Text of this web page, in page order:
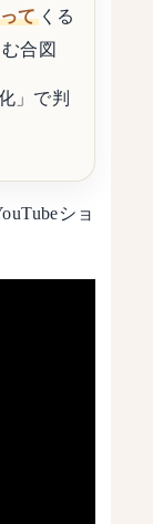
てくる
合図
」で判
ショ